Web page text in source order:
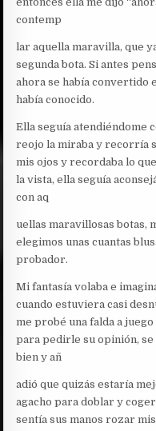
contemp
lar aquella maravilla, que
segunda bota. Si antes
ahora se había convertido
había conocido.
Ella seguía atendiéndome
reojo la miraba y recorría
mis ojos y recordaba lo
la vista, ella seguía
con aq
uellas maravillosas botas,
elegimos unas cuantas
probador.
Mi fantasía volaba e
cuando estuviera casi
me probé una falda a
para pedirle su opinión, se
bien y añ
adió que quizás estaría
agacho para doblar y
sentía sus manos rozar